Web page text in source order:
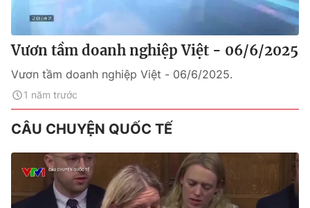
Vươn tầm doanh nghiệp Việt - 06/6/2025
Vươn tầm doanh nghiệp Việt - 06/6/2025.
1 năm trước
CÂU CHUYỆN QUỐC TẾ